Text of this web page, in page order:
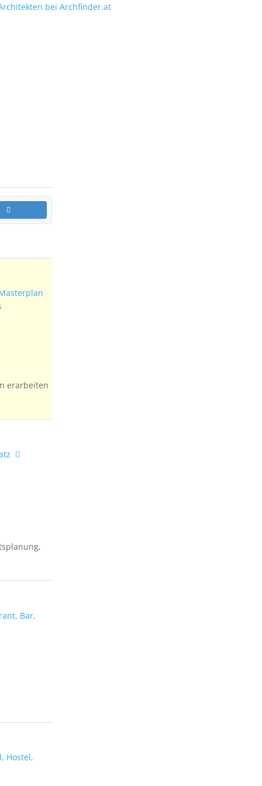
erarbeiten
Bar,
Hostel,